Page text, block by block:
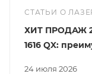
СТАТЬИ О
24 июля 2026
ХИТ ПРОДАЖ
1616 QX: